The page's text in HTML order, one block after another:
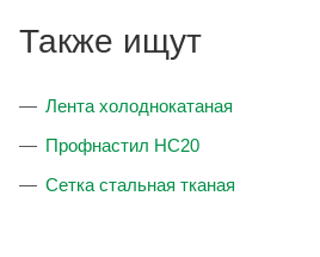
Также ищут
Лента холоднокатаная
Профнастил НС20
Сетка стальная тканая